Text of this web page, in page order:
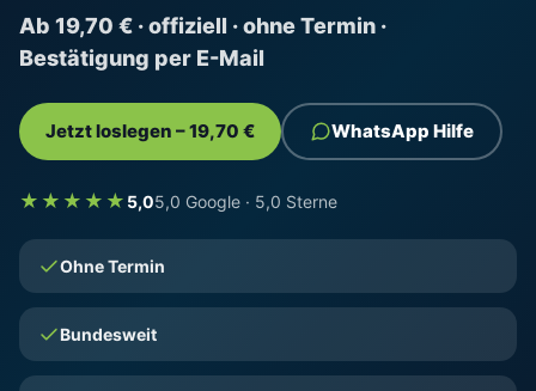
Ab 19,70 € · offiziell · ohne Termin ·
Bestätigung per E-Mail
Jetzt loslegen – 19,70 € WhatsApp Hilfe
★★★★★ 5,05,0 Google · 5,0 Sterne
Ohne Termin
Bundesweit